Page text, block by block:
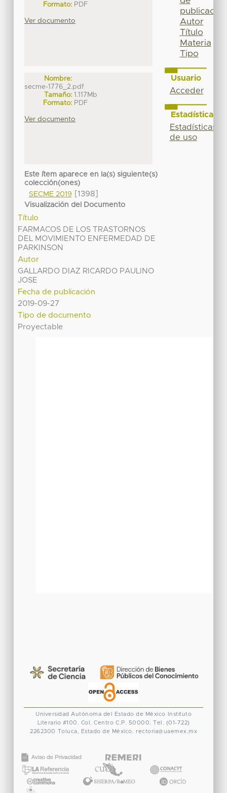
Formato: PDF
Ver documento
Nombre:
secme-1776_2.pdf
Tamaño: 1.117Mb
Formato: PDF
Ver documento
Este ítem aparece en la(s) siguiente(s)
colección(ones)
SECME 2019 [1398]
Visualización del Documento
Título
FARMACOS DE LOS TRASTORNOS
DEL MOVIMIENTO ENFERMEDAD DE
PARKINSON
Autor
GALLARDO DIAZ RICARDO PAULINO
JOSE
Fecha de publicación
2019-09-27
Tipo de documento
Proyectable
publicación
Autor
Título
Materia
Tipo
Usuario
Acceder
Estadísticas
Estadísticas
de uso
Universidad Autónoma del Estado de México
Instituto
Literario #100. Col. Centro C.P. 50000. Tel. (01-722)
2262300 Toluca, Estado de México. rectoria@uaemex.mx